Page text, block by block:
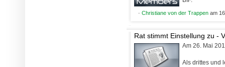
· Christiane von der Trappen am
Rat stimmt Einstellung zu -
Am 26. Mai
Als drittes und